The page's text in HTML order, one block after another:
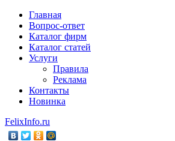
Главная
Вопрос-ответ
Каталог фирм
Каталог статей
Услуги
Правила
Реклама
Контакты
Новинка
FelixInfo.ru